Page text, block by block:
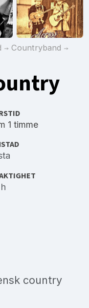
Countryband
1 timme
country